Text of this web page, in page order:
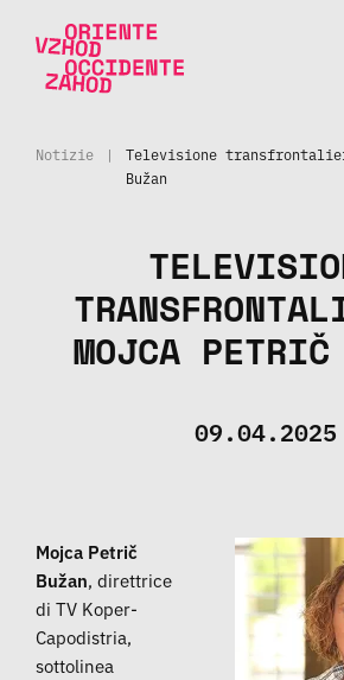
Notizie |
Televisione
Bužan
MOJCA PETRIČ
09.04.2025
Mojca Petrič
Bužan, direttrice
di TV Koper-
Capodistria,
sottolinea